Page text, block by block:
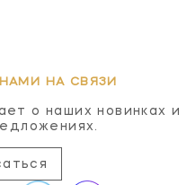
НА СВЯЗИ
о наших новинках и